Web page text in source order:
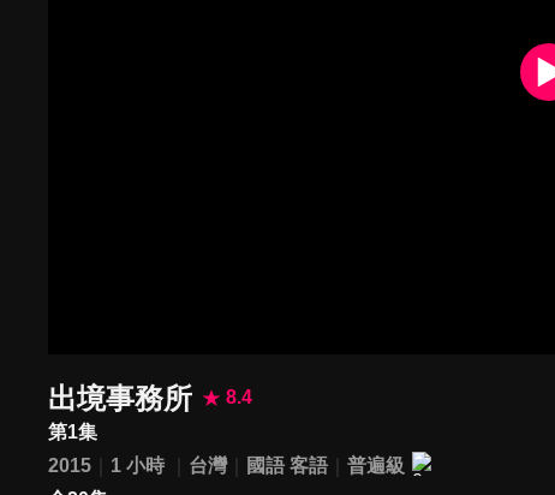
出境事務所
8.4
第1集
2015
1 小時 台灣 國語 客語
普遍級